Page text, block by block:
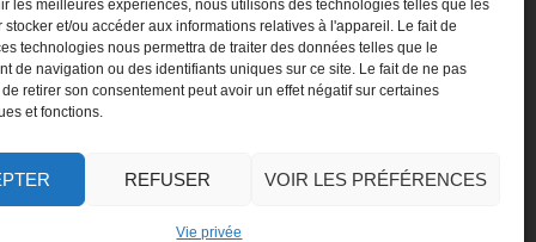
les meilleures expériences, nous utilisons des technologies telles que les
stocker et/ou accéder aux informations relatives à l'appareil. Le fait de
technologies nous permettra de traiter des données telles que le
de navigation ou des identifiants uniques sur ce site. Le fait de ne pas
retirer son consentement peut avoir un effet négatif sur certaines
et fonctions.
REFUSER VOIR LES PRÉFÉRENCES
Vie privée
sommes-nous
chez nous
un stage
Autres
Vie privée
Mentions légales